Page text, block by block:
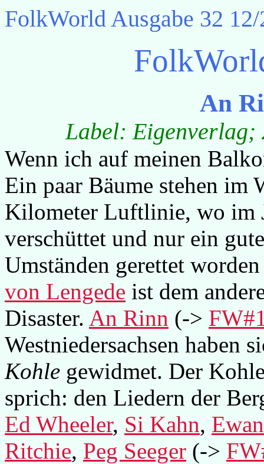
FolkWorldAusgabe 32
An
Label: Eigenverlag;
Wenn ich auf meinen
Ein paar Bäume stehen im
Kilometer Luftlinie, wo im
verschüttet und nur ein
Umständen gerettet
von Lengede ist dem
Disaster. An Rinn (->
Westniedersachsen haben
Kohle gewidmet. Der
sprich: den Liedern der
Ed Wheeler, Si Kahn,
Ritchie, Peg Seeger (->